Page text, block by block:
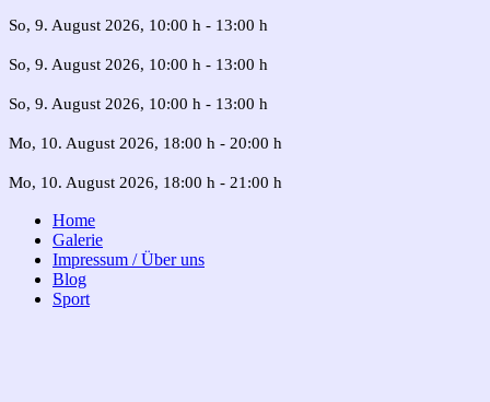
So, 9. August 2026, 10:00 h - 13:00 h
So, 9. August 2026, 10:00 h - 13:00 h
So, 9. August 2026, 10:00 h - 13:00 h
Mo, 10. August 2026, 18:00 h - 20:00 h
Mo, 10. August 2026, 18:00 h - 21:00 h
Home
Galerie
Impressum / Über uns
Blog
Sport